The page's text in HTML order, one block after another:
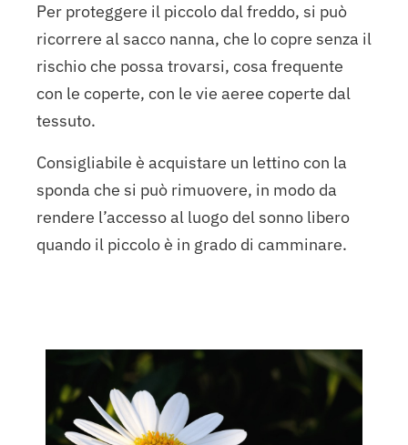
Per proteggere il piccolo dal freddo, si può
ricorrere al sacco nanna, che lo copre senza il
rischio che possa trovarsi, cosa frequente
con le coperte, con le vie aeree coperte dal
tessuto.
Consigliabile è acquistare un lettino con la
sponda che si può rimuovere, in modo da
rendere l’accesso al luogo del sonno libero
quando il piccolo è in grado di camminare.